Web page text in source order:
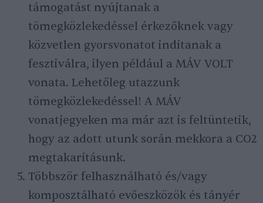
támogatást nyújtanak a
tömegközlekedéssel érkezőknek vagy
közvetlen gyorsvonatot indítanak a
fesztiválra, ilyen például a MÁV VOLT
vonata. Lehetőleg utazzunk
tömegközlekedéssel! A MÁV
vonatjegyeken ma már azt is feltüntetik,
hogy az adott utunk során mekkora a CO2
megtakarításunk.
Többször felhasználható és/vagy
komposztálható evőeszközök és tányér